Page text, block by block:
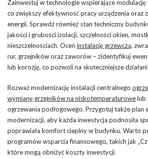
Zainwestuj w technologie wspierające
co zwiększy efektywność pracy urządzenia oraz
energii. Sprawdź również stan techniczny
jakości i grubości izolacji, szczelności okien,
nieszczelnościach. Oceńinstalację grzewczą,
rur, grzejników oraz zaworów – zidentyfikuj
lub korozję, co pozwoli na skuteczniejsze
Rozważ modernizację instalacji centralnego
wymianę grzejników na niskotemperaturowelub
ogrzewania podłogowego. Przygotuj także plan
modernizacji, aby każda inwestycja podnosiła
poprawiała komfort cieplny w budynku. Warto
programów wsparcia finansowego, takich jak
które mogą obniżyć koszty inwestycji.